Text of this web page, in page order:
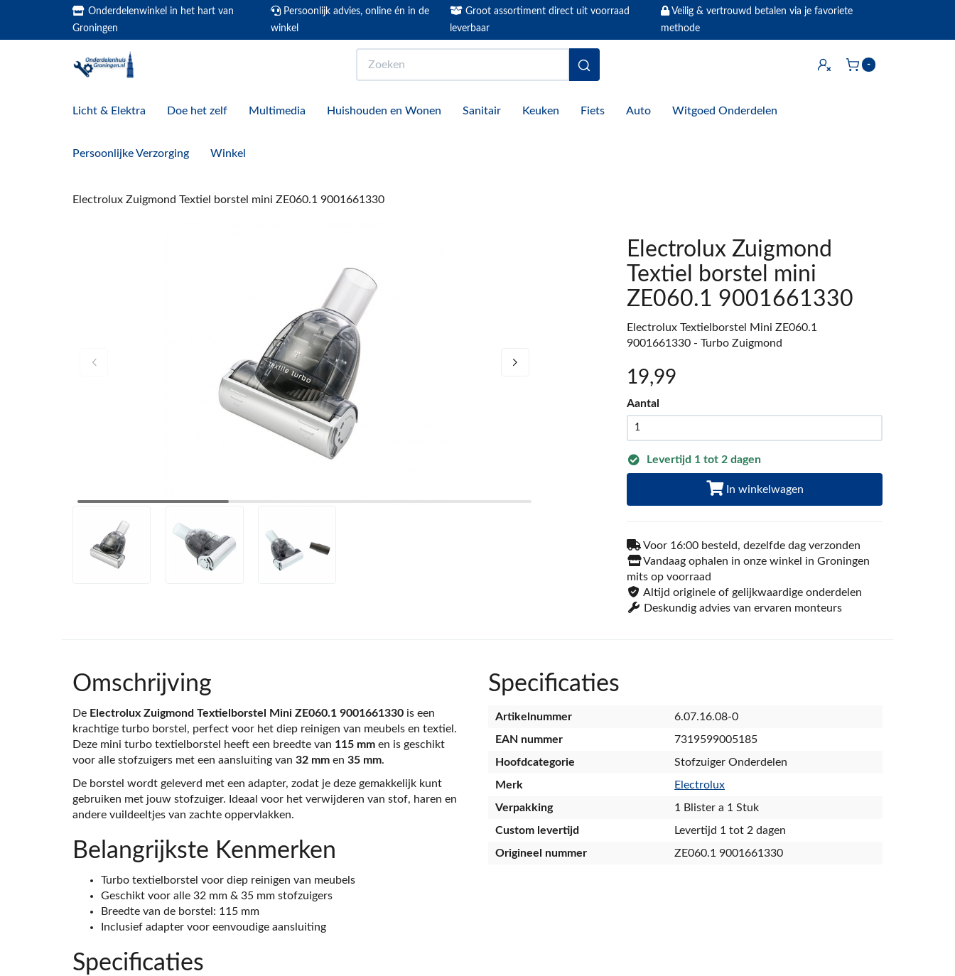
Onderdelenwinkel in het hart van
Groningen
Persoonlijk advies, online én in de
winkel
Groot assortiment direct uit voorraad
leverbaar
Veilig & vertrouwd betalen via je favoriete
methode
Inloggen -
Licht & Elektra Doe het zelf Multimedia Huishouden en Wonen Sanitair Keuken Fiets Auto Witgoed Onderdelen
Persoonlijke Verzorging Winkel
Electrolux Zuigmond Textiel borstel mini ZE060.1 9001661330
Electrolux Zuigmond
Textiel borstel mini
ZE060.1 9001661330
Electrolux Textielborstel Mini ZE060.1
9001661330 - Turbo Zuigmond
19,99
Aantal
Levertijd 1 tot 2 dagen
In winkelwagen
Voor 16:00 besteld, dezelfde dag verzonden
Vandaag ophalen in onze winkel in Groningen
mits op voorraad
Altijd originele of gelijkwaardige onderdelen
Deskundig advies van ervaren monteurs
Omschrijving
De Electrolux Zuigmond Textielborstel Mini ZE060.1 9001661330 is een
krachtige turbo borstel, perfect voor het diep reinigen van meubels en textiel.
Deze mini turbo textielborstel heeft een breedte van 115 mm en is geschikt
voor alle stofzuigers met een aansluiting van 32 mm en 35 mm.
De borstel wordt geleverd met een adapter, zodat je deze gemakkelijk kunt
gebruiken met jouw stofzuiger. Ideaal voor het verwijderen van stof, haren en
andere vuildeeltjes van zachte oppervlakken.
Belangrijkste Kenmerken
Turbo textielborstel voor diep reinigen van meubels
Geschikt voor alle 32 mm & 35 mm stofzuigers
Breedte van de borstel: 115 mm
Inclusief adapter voor eenvoudige aansluiting
Specificaties
Specificaties
Artikelnummer
6.07.16.08-0
EAN nummer
7319599005185
Hoofdcategorie
Stofzuiger Onderdelen
Merk
Electrolux
Verpakking
1 Blister a 1 Stuk
Custom levertijd
Levertijd 1 tot 2 dagen
Origineel nummer
ZE060.1 9001661330